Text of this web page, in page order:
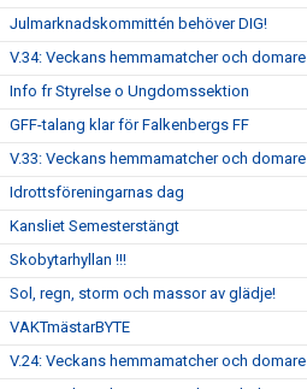
Julmarknadskommittén behöver DIG!
V.34: Veckans hemmamatcher och domare
Info fr Styrelse o Ungdomssektion
GFF-talang klar för Falkenbergs FF
V.33: Veckans hemmamatcher och domare
Idrottsföreningarnas dag
Kansliet Semesterstängt
Skobytarhyllan !!!
Sol, regn, storm och massor av glädje!
VAKTmästarBYTE
V.24: Veckans hemmamatcher och domare